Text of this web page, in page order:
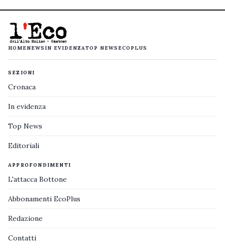
HOMENEWS IN EVIDENZATOP NEWS ECOPLUS
SEZIONI
Cronaca
In evidenza
Top News
Editoriali
APPROFONDIMENTI
L'attacca Bottone
Abbonamenti EcoPlus
Redazione
Contatti